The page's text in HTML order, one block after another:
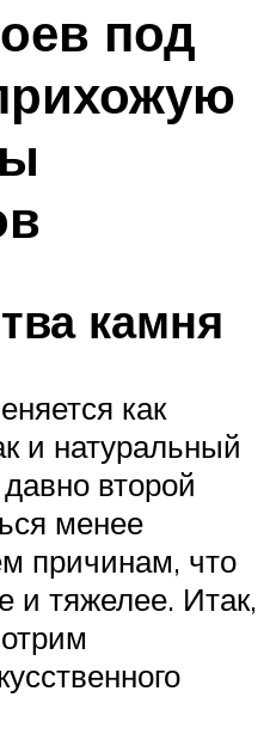
под
камня
как
и натуральный
второй
менее
причинам, что
и тяжелее. Итак,